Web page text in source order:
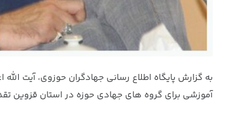
به گزارش پایگاه اطلاع رسانی جهادگران حوزوی، آیت
آموزشی برای گروه های جهادی حوزه در استان قزوین